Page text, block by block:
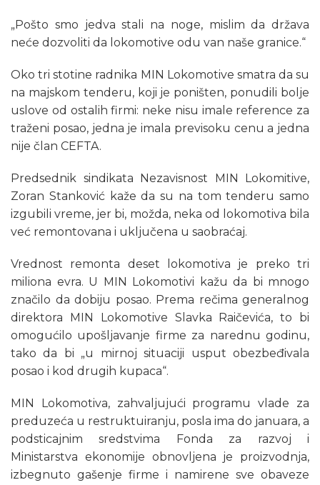
„Pošto smo jedva stali na noge, mislim da država
neće dozvoliti da lokomotive odu van naše granice.“
Oko tri stotine radnika MIN Lokomotive smatra da su
na majskom tenderu, koji je poništen, ponudili bolje
uslove od ostalih firmi: neke nisu imale reference za
traženi posao, jedna je imala previsoku cenu a jedna
nije član CEFTA.
Predsednik sindikata Nezavisnost MIN Lokomitive,
Zoran Stanković kaže da su na tom tenderu samo
izgubili vreme, jer bi, možda, neka od lokomotiva bila
već remontovana i uključena u saobraćaj.
Vrednost remonta deset lokomotiva je preko tri
miliona evra. U MIN Lokomotivi kažu da bi mnogo
značilo da dobiju posao. Prema rečima generalnog
direktora MIN Lokomotive Slavka Raičevića, to bi
omogućilo upošljavanje firme za narednu godinu,
tako da bi „u mirnoj situaciji usput obezbeđivala
posao i kod drugih kupaca“.
MIN Lokomotiva, zahvaljujući programu vlade za
preduzeća u restruktuiranju, posla ima do januara, a
podsticajnim sredstvima Fonda za razvoj i
Ministarstva ekonomije obnovljena je proizvodnja,
izbegnuto gašenje firme i namirene sve obaveze